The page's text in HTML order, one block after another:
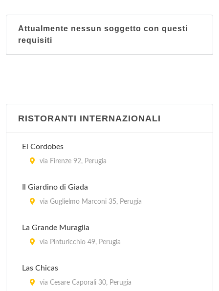
Attualmente nessun soggetto con questi
requisiti
RISTORANTI INTERNAZIONALI
El Cordobes
via Firenze 92, Perugia
Il Giardino di Giada
via Guglielmo Marconi 35, Perugia
La Grande Muraglia
via Pinturicchio 49, Perugia
Las Chicas
via Cesare Caporali 30, Perugia